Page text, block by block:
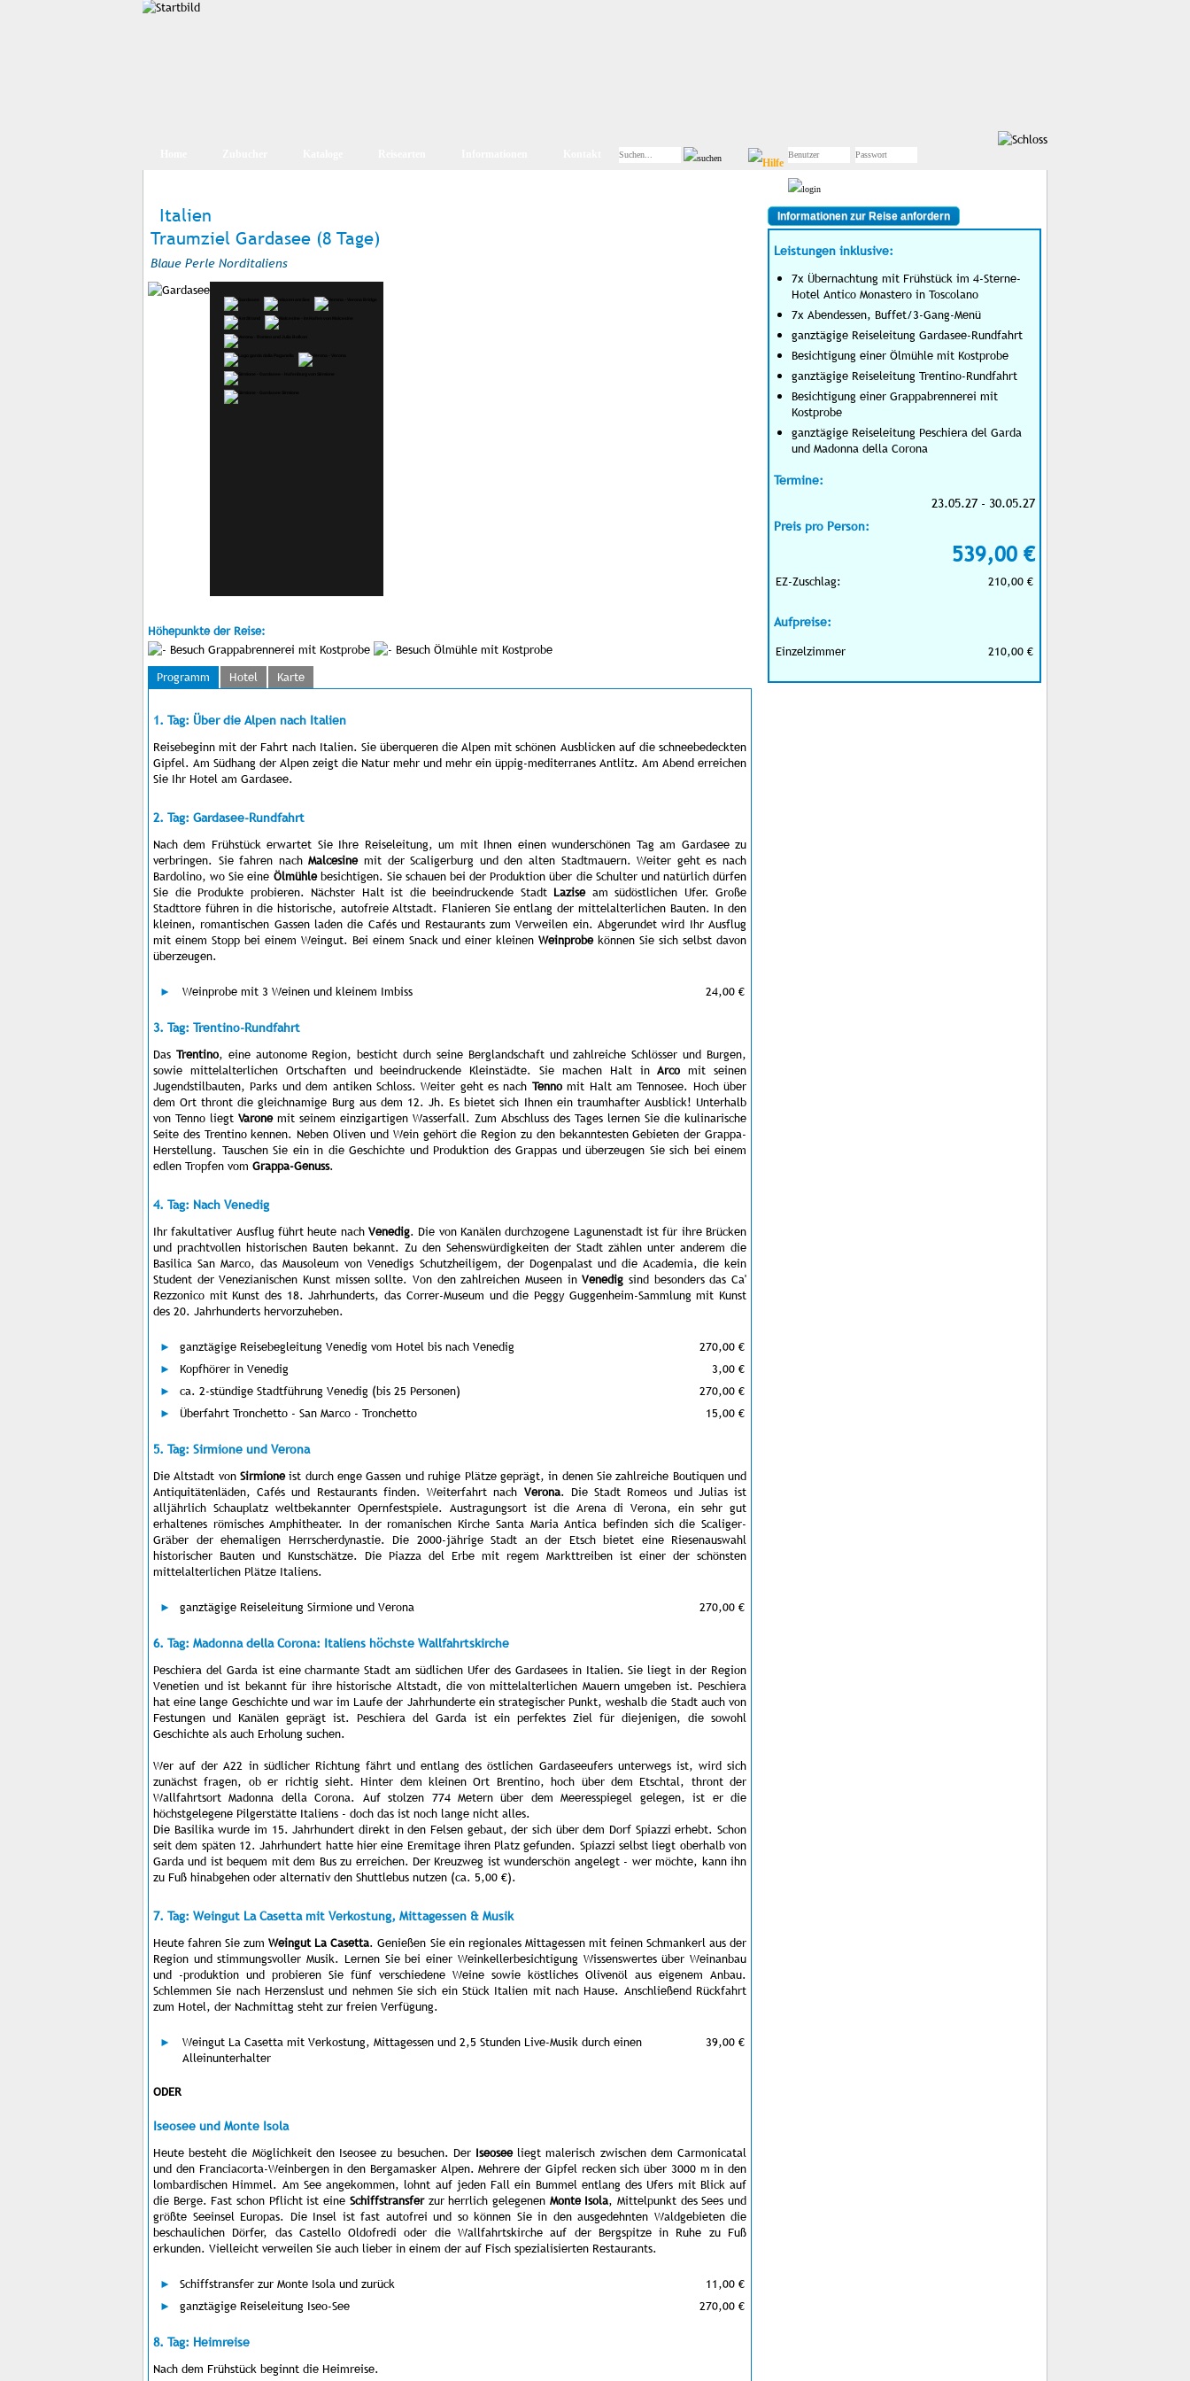
Italien
Traumziel Gardasee (8 Tage)
Blaue Perle Norditaliens
Höhepunkte der Reise:
Besuch Grappabrennerei mit Kostprobe
Besuch Ölmühle mit Kostprobe
Programm
Hotel Karte
1. Tag: Über die Alpen nach Italien
Reisebeginn mit der Fahrt nach Italien. Sie überqueren die Alpen mit schönen Ausblicken auf die schneebedeckten
Gipfel. Am Südhang der Alpen zeigt die Natur mehr und mehr ein üppig-mediterranes Antlitz. Am Abend erreichen
Sie Ihr Hotel am Gardasee.
2. Tag: Gardasee-Rundfahrt
Nach dem Frühstück erwartet Sie Ihre Reiseleitung, um mit Ihnen einen wunderschönen Tag am Gardasee zu
verbringen. Sie fahren nachMalcesinemit der Scaligerburg und den alten Stadtmauern. Weiter geht es nach
Bardolino, wo Sie eine Ölmühlebesichtigen. Sie schauen bei der Produktion über die Schulter und natürlich dürfen
Sie die Produkte probieren. Nächster Halt ist die beeindruckende Stadt Laziseam südöstlichen Ufer. Große
Stadttore führen in die historische, autofreie Altstadt. Flanieren Sie entlang der mittelalterlichen Bauten. In den
kleinen, romantischen Gassen laden die Cafés und Restaurants zum Verweilen ein. Abgerundet wird Ihr Ausflug
mit einem Stopp bei einem Weingut. Bei einem Snack und einer kleinenWeinprobekönnen Sie sich selbst davon
überzeugen.
Weinprobe mit 3 Weinen und kleinem Imbiss 24,00 €
3. Tag: Trentino-Rundfahrt
Das Trentino, eine autonome Region, besticht durch seine Berglandschaft und zahlreiche Schlösser und Burgen,
sowie mittelalterlichen Ortschaften und beeindruckende Kleinstädte. Sie machen Halt inArco mit seinen
Jugendstilbauten, Parks und dem antiken Schloss. Weiter geht es nach Tennomit Halt am Tennosee. Hoch über
dem Ort thront die gleichnamige Burg aus dem 12. Jh. Es bietet sich Ihnen ein traumhafter Ausblick! Unterhalb
von Tenno liegt Varonemit seinem einzigartigen Wasserfall. Zum Abschluss des Tages lernen Sie die kulinarische
Seite des Trentino kennen. Neben Oliven und Wein gehört die Region zu den bekanntesten Gebieten der Grappa-
Herstellung. Tauschen Sie ein in die Geschichte und Produktion des Grappas und überzeugen Sie sich bei einem
edlen Tropfen vom Grappa-Genuss.
4. Tag: Nach Venedig
Ihr fakultativer Ausflug führt heute nach Venedig. Die von Kanälen durchzogene Lagunenstadt ist für ihre Brücken
und prachtvollen historischen Bauten bekannt. Zu den Sehenswürdigkeiten der Stadt zählen unter anderem die
Basilica San Marco, das Mausoleum von Venedigs Schutzheiligem, der Dogenpalast und die Academia, die kein
Student der Venezianischen Kunst missen sollte. Von den zahlreichen Museen inVenedig sind besonders das Ca'
Rezzonico mit Kunst des 18. Jahrhunderts, das Correr-Museum und die Peggy Guggenheim-Sammlung mit Kunst
des 20. Jahrhunderts hervorzuheben.
ganztägige Reisebegleitung Venedig vom Hotel bis nach Venedig
270,00 €
Kopfhörer in Venedig
3,00 €
ca. 2-stündige Stadtführung Venedig (bis 25 Personen)
270,00 €
Überfahrt Tronchetto - San Marco - Tronchetto
15,00 €
5. Tag: Sirmione und Verona
Die Altstadt vonSirmioneist durch enge Gassen und ruhige Plätze geprägt, in denen Sie zahlreiche Boutiquen und
Antiquitätenläden, Cafés und Restaurants finden. Weiterfahrt nach Verona. Die Stadt Romeos und Julias ist
alljährlich Schauplatz weltbekannter Opernfestspiele. Austragungsort ist die Arena di Verona, ein sehr gut
erhaltenes römisches Amphitheater. In der romanischen Kirche Santa Maria Antica befinden sich die Scaliger-
Gräber der ehemaligen Herrscherdynastie. Die 2000-jährige Stadt an der Etsch bietet eine Riesenauswahl
historischer Bauten und Kunstschätze. Die Piazza del Erbe mit regem Markttreiben ist einer der schönsten
mittelalterlichen Plätze Italiens.
ganztägige Reiseleitung Sirmione und Verona 270,00 €
6. Tag: Madonna della Corona: Italiens höchste Wallfahrtskirche
Peschiera del Garda ist eine charmante Stadt am südlichen Ufer des Gardasees in Italien. Sie liegt in der Region
Venetien und ist bekannt für ihre historische Altstadt, die von mittelalterlichen Mauern umgeben ist. Peschiera
hat eine lange Geschichte und war im Laufe der Jahrhunderte ein strategischer Punkt, weshalb die Stadt auch von
Festungen und Kanälen geprägt ist. Peschiera del Garda ist ein perfektes Ziel für diejenigen, die sowohl
Geschichte als auch Erholung suchen.
Wer auf der A22 in südlicher Richtung fährt und entlang des östlichen Gardaseeufers unterwegs ist, wird sich
zunächst fragen, ob er richtig sieht. Hinter dem kleinen Ort Brentino, hoch über dem Etschtal, thront der
Wallfahrtsort Madonna della Corona. Auf stolzen 774 Metern über dem Meeresspiegel gelegen, ist er die
höchstgelegene Pilgerstätte Italiens - doch das ist noch lange nicht alles.
Die Basilika wurde im 15. Jahrhundert direkt in den Felsen gebaut, der sich über dem Dorf Spiazzi erhebt. Schon
seit dem späten 12. Jahrhundert hatte hier eine Eremitage ihren Platz gefunden. Spiazzi selbst liegt oberhalb von
Garda und ist bequem mit dem Bus zu erreichen. Der Kreuzweg ist wunderschön angelegt - wer möchte, kann ihn
zu Fuß hinabgehen oder alternativ den Shuttlebus nutzen (ca. 5,00 €).
7. Tag: Weingut La Casetta mit Verkostung, Mittagessen & Musik
Heute fahren Sie zumWeingut La Casetta. Genießen Sie ein regionales Mittagessen mit feinen Schmankerl aus der
Region und stimmungsvoller Musik. Lernen Sie bei einer Weinkellerbesichtigung Wissenswertes über Weinanbau
und -produktion und probieren Sie fünf verschiedene Weine sowie köstliches Olivenöl aus eigenem Anbau.
Schlemmen Sie nach Herzenslust und nehmen Sie sich ein Stück Italien mit nach Hause. Anschließend Rückfahrt
zum Hotel, der Nachmittag steht zur freien Verfügung.
Weingut La Casetta mit Verkostung, Mittagessen und 2,5 Stunden Live-Musik durch einen
Alleinunterhalter
39,00 €
ODER
Iseosee und Monte Isola
Heute besteht die Möglichkeit den Iseosee zu besuchen. Der Iseoseeliegt malerisch zwischen dem Carmonicatal
und den Franciacorta-Weinbergen in den Bergamasker Alpen. Mehrere der Gipfel recken sich über 3000 m in den
lombardischen Himmel. Am See angekommen, lohnt auf jeden Fall ein Bummel entlang des Ufers mit Blick auf
die Berge. Fast schon Pflicht ist eine Schiffstransferzur herrlich gelegenen Monte Isola, Mittelpunkt des Sees und
größte Seeinsel Europas. Die Insel ist fast autofrei und so können Sie in den ausgedehnten Waldgebieten die
beschaulichen Dörfer, das Castello Oldofredi oder die Wallfahrtskirche auf der Bergspitze in Ruhe zu Fuß
erkunden. Vielleicht verweilen Sie auch lieber in einem der auf Fisch spezialisierten Restaurants.
Schiffstransfer zur Monte Isola und zurück
11,00 €
ganztägige Reiseleitung Iseo-See
270,00 €
8. Tag: Heimreise
Nach dem Frühstück beginnt die Heimreise.
Informationen zur Reise anfordern
Leistungen inklusive:
7x Übernachtung mit Frühstück im 4-Sterne-
Hotel Antico Monastero in Toscolano
7x Abendessen, Buffet/3-Gang-Menü
ganztägige Reiseleitung Gardasee-Rundfahrt
Besichtigung einer Ölmühle mit Kostprobe
ganztägige Reiseleitung Trentino-Rundfahrt
Besichtigung einer Grappabrennerei mit
Kostprobe
ganztägige Reiseleitung Peschiera del Garda
und Madonna della Corona
Termine:
23.05.27 - 30.05.27
Preis pro Person:
539,00 €
EZ-Zuschlag: 210,00 €
Aufpreise:
Einzelzimmer
210,00 €